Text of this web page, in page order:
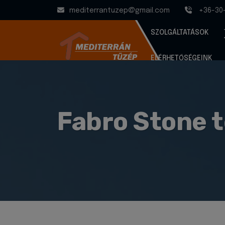
mediterrantuzep@gmail.com +36-
SZOLGÁLTATÁSOK
ELÉRHETŐSÉGEINK
Fabro Stone